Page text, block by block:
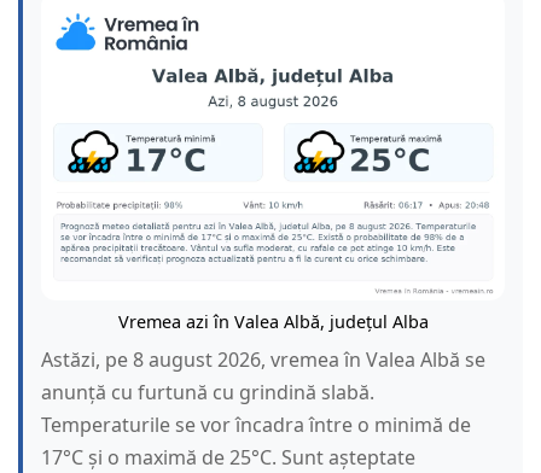
Vremea azi în Valea Albă, județul Alba
Astăzi, pe 8 august 2026, vremea în Valea Albă se
anunță cu furtună cu grindină slabă.
Temperaturile se vor încadra între o minimă de
17°C și o maximă de 25°C. Sunt așteptate